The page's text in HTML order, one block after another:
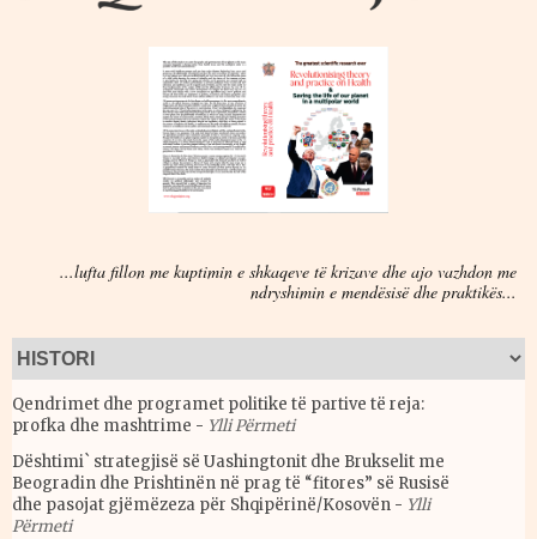
...lufta fillon me kuptimin e shkaqeve të krizave dhe ajo vazhdon me
ndryshimin e mendësisë dhe praktikës...
Qendrimet dhe programet politike të partive të reja:
profka dhe mashtrime - Ylli Përmeti
Dështimi` strategjisë së Uashingtonit dhe Brukselit me
Beogradin dhe Prishtinën në prag të “fitores” së Rusisë
dhe pasojat gjëmëzeza për Shqipërinë/Kosovën - Ylli
Përmeti